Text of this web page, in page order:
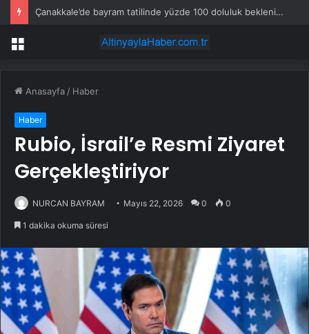
Çanakkale’de bayram tatilinde yüzde 100 doluluk bekleniyor
Menü
Anasayfa / Haber
Haber
Rubio, İsrail’e Resmi Ziyaret
Gerçekleştiriyor
NURCAN BAYRAM Mayıs 22, 2026 0 0
1 dakika okuma süresi